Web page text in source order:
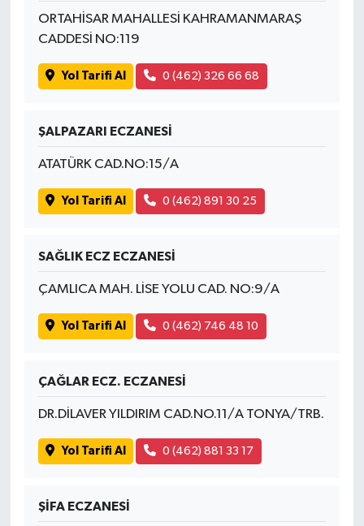
ORTAHİSAR MAHALLESİ KAHRAMANMARAŞ
CADDESİ NO:119
Yol Tarifi Al 0 (462) 326 66 68
ŞALPAZARI ECZANESİ
ATATÜRK CAD.NO:15/A
Yol Tarifi Al 0 (462) 891 30 25
SAĞLIK ECZ ECZANESİ
ÇAMLICA MAH. LİSE YOLU CAD. NO:9/A
Yol Tarifi Al 0 (462) 746 48 10
ÇAĞLAR ECZ. ECZANESİ
DR.DİLAVER YILDIRIM CAD.NO.11/A TONYA/TRB.
Yol Tarifi Al 0 (462) 881 33 17
ŞİFA ECZANESİ